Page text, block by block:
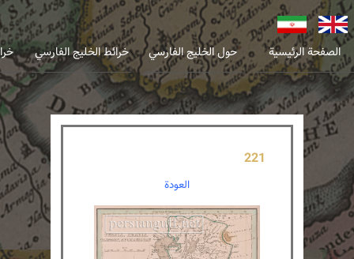
الصفحة الرئيسية حول الخليج الفارسي خرائط الخليج الفارسي
انگلیسی فارسی
221
العودة